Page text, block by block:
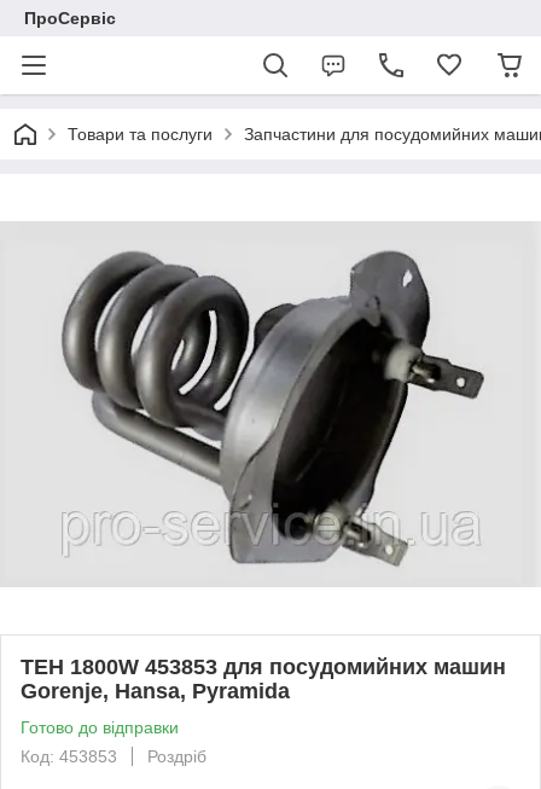
ПроСервіс
Товари та послуги Запчастини для посудомийних
ТЕН 1800W 453853 для посудомийних машин
Gorenje, Hansa, Pyramida
Готово до відправки
Код: 453853
Роздріб